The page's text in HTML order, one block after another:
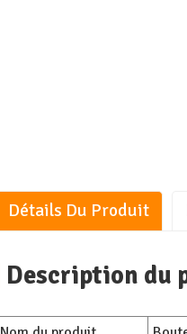
Détails Du Produit
Description du